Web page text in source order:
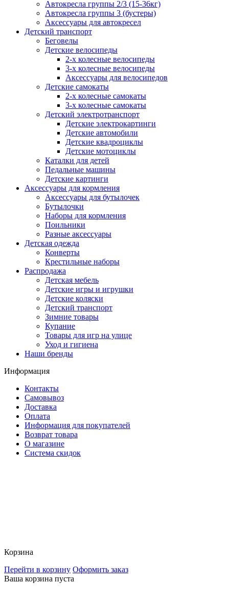
Автокресла группы 2/3 (15-36кг)
Автокресла группы 3 (бустеры)
Аксессуары для автокресел
Детский транспорт
Беговелы
Детские велосипеды
2-х колесные велосипеды
3-х колесные велосипеды
Аксессуары для велосипедов
Детские самокаты
2-х колесные самокаты
3-х колесные самокаты
Детский электротранспорт
Детские электрокартинги
Детские автомобили
Детские квадроциклы
Детские мотоциклы
Каталки для детей
Педальные машины
Детские картинги
Аксессуары для кормления
Аксессуары для бутылочек
Бутылочки
Наборы для кормления
Поильники
Разные аксессуары
Детская одежда
Конверты
Крестильные наборы
Распродажа
Детская мебель
Детские игры и игрушки
Детские коляски
Детский транспорт
Зимние товары
Купание
Товары для игр на улице
Уход и гигиена
Наши бренды
Информация
Контакты
Самовывоз
Доставка
Оплата
Информация для покупателей
Возврат товара
О магазине
Система скидок
Корзина
Перейти в корзину Оформить заказ
Ваша корзина пуста